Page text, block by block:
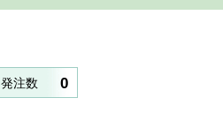
発注数 0